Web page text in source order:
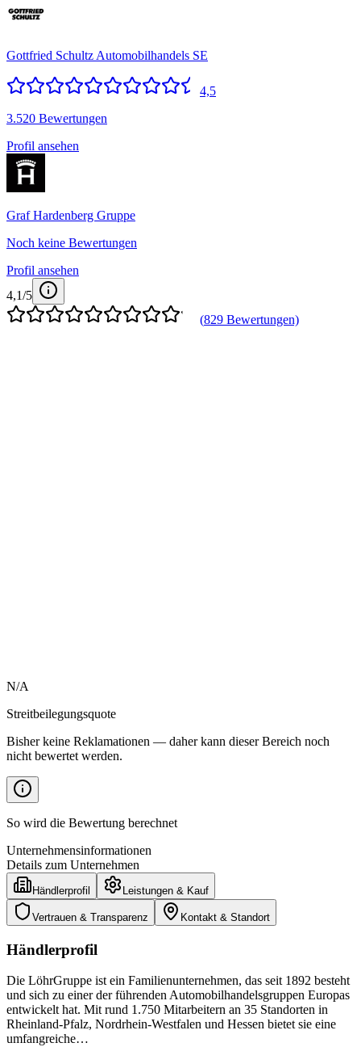
Gottfried Schultz Automobilhandels SE
4,5
3.520 Bewertungen
Profil ansehen
Graf Hardenberg Gruppe
Noch keine Bewertungen
Profil ansehen
4,1/5
(829 Bewertungen)
N/A
Streitbeilegungsquote
Bisher keine Reklamationen — daher kann dieser Bereich noch
nicht bewertet werden.
So wird die Bewertung berechnet
Unternehmensinformationen
Details zum Unternehmen
Händlerprofil Leistungen & Kauf
Vertrauen & Transparenz Kontakt & Standort
Händlerprofil
Die LöhrGruppe ist ein Familienunternehmen, das seit 1892 besteht
und sich zu einer der führenden Automobilhandelsgruppen Europas
entwickelt hat. Mit rund 1.750 Mitarbeitern an 35 Standorten in
Rheinland-Pfalz, Nordrhein-Westfalen und Hessen bietet sie eine
umfangreiche…